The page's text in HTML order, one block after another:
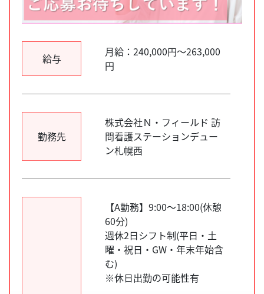
給与
月給：240,000円～263,000
円
勤務先
株式会社Ｎ・フィールド 訪
問看護ステーションデュー
ン札幌西
【A勤務】9:00～18:00(休憩
60分)
週休2日シフト制(平日・土
曜・祝日・GW・年末年始含
む)
※休日出勤の可能性有